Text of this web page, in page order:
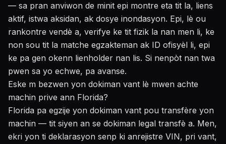
— sa pran anviwon de minit epi montre eta tit la, liens
aktif, istwa aksidan, ak dosye inondasyon. Epi, lè ou
rankontre vendè a, verifye ke tit fizik la nan men li, ke
non sou tit la matche egzakteman ak ID ofisyèl li, epi
ke pa gen okenn lienholder nan lis. Si nenpòt nan twa
pwen sa yo echwe, pa avanse.
Eske m bezwen yon dokiman vant lè mwen achte
machin prive ann Florida?
Florida pa egzije yon dokiman vant pou transfère yon
machin — tit siyen an se dokiman legal transfè a. Men,
ekri yon ti deklarasyon senp ki anrejistre VIN, pri vant,